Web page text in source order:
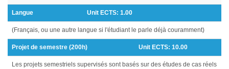
Langue Unit ECTS: 1.00
(Français, ou une autre langue si l'étudiant le parle déjà couramment)
Projet de semestre (200h) Unit ECTS: 10.00
Les projets semestriels supervisés sont basés sur des études de cas réels